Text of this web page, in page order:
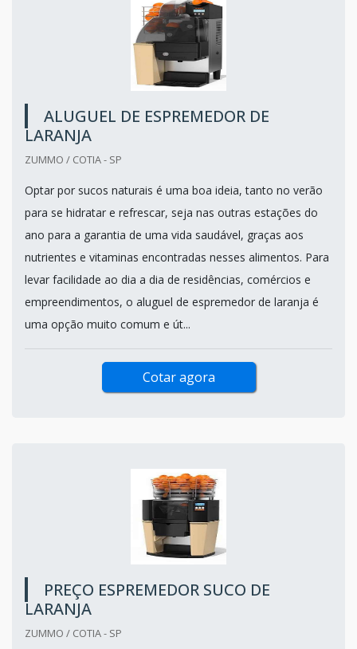
ALUGUEL DE ESPREMEDOR DE
LARANJA
ZUMMO / COTIA - SP
Optar por sucos naturais é uma boa ideia, tanto no verão
para se hidratar e refrescar, seja nas outras estações do
ano para a garantia de uma vida saudável, graças aos
nutrientes e vitaminas encontradas nesses alimentos. Para
levar facilidade ao dia a dia de residências, comércios e
empreendimentos, o aluguel de espremedor de laranja é
uma opção muito comum e út...
Cotar agora
PREÇO ESPREMEDOR SUCO DE
LARANJA
ZUMMO / COTIA - SP